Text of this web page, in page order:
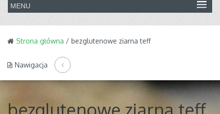
Strona główna / bezglutenowe ziarna teff
Nawigacja
bezglutenowe ziarna teff